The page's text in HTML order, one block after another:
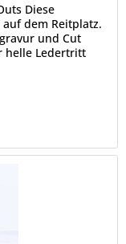
Diese
dem Reitplatz.
und Cut
helle Ledertritt